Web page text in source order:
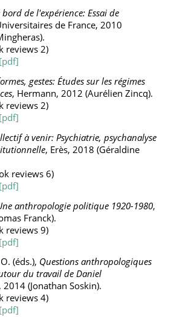
bord de l'expérience: Essai de
de France, 2010
reviews 2)
gestes: Études sur les régimes
, Hermann, 2012 (Aurélien Zincq).
reviews 2)
à venir: Psychiatrie, psychanalyse
, Erès, 2018 (Géraldine
reviews 6)
anthropologie politique 1920-1980,
Franck).
reviews 9)
(éds.), Questions anthropologiques
du travail de Daniel
2014 (Jonathan Soskin).
reviews 4)